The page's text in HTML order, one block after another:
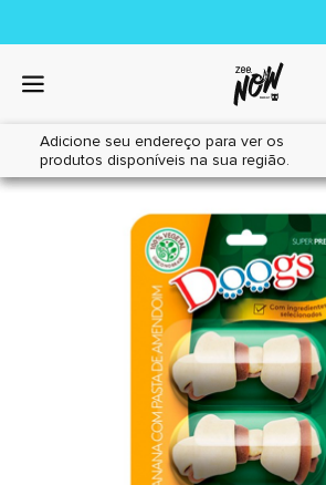
Adicione seu endereço para ver os
produtos disponíveis na sua região.
Home|Cães|Petiscos